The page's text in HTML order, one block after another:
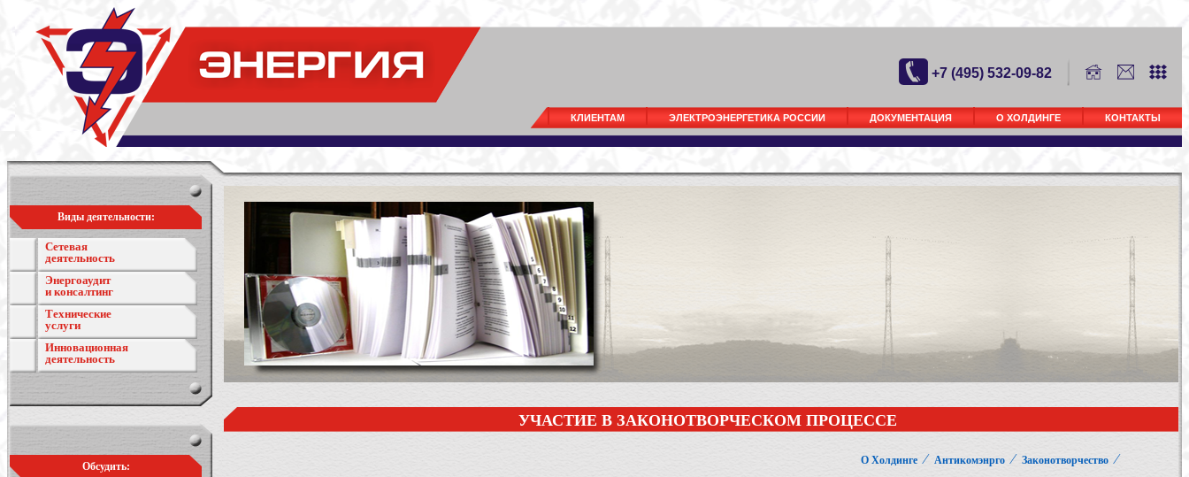
+7 (495) 532-09-82
КЛИЕНТАМ ЭЛЕКТРОЭНЕРГЕТИКА РОССИИ ДОКУМЕНТАЦИЯ О ХОЛДИНГЕ КОНТАКТЫ
Виды деятельности:
Сетевая
деятельность
Энергоаудит
и консалтинг
Технические
услуги
Инновационная
деятельность
Обсудить:
УЧАСТИЕ В ЗАКОНОТВОРЧЕСКОМ ПРОЦЕССЕ
О Холдинге ⁄ Антикомэнрго ⁄ Законотворчество ⁄